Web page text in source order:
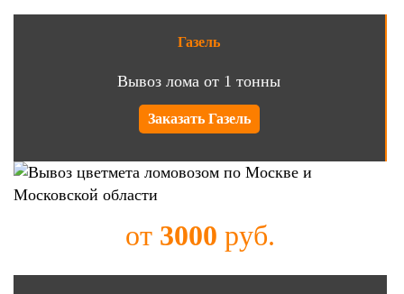
Газель
Вывоз лома от 1 тонны
Заказать Газель
от 3000 руб.